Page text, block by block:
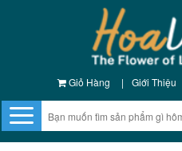
Giỏ Hàng | Giới Thiệu